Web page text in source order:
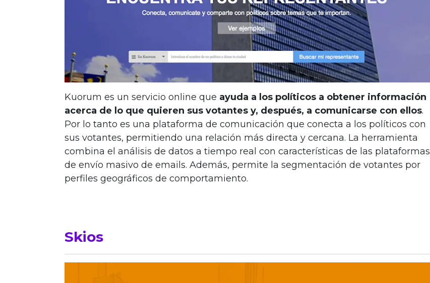
Kuorum es un servicio online que ayuda a los políticos a obtener información
acerca de lo que quieren sus votantes y, después, a comunicarse con ellos.
Por lo tanto es una plataforma de comunicación que conecta a los políticos con
sus votantes, permitiendo una relación más directa y cercana. La herramienta
combina el análisis de datos a tiempo real con características de las plataformas
de envío masivo de emails. Además, permite la segmentación de votantes por
perfiles geográficos de comportamiento.
Skios